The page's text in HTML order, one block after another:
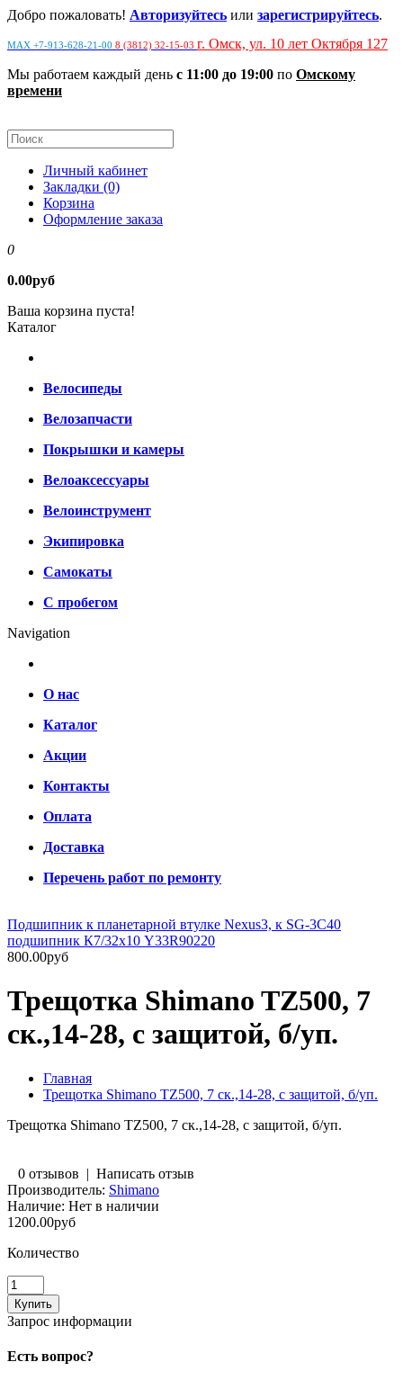
Добро пожаловать! Авторизуйтесь или зарегистрируйтесь.
MAX +7-913-628-21-00 8 (3812) 32-15-03 г. Омск, ул. 10 лет Октября 127
Мы работаем каждый день с 11:00 до 19:00 по Омскому
времени
Личный кабинет
Закладки (0)
Корзина
Оформление заказа
0
0.00руб
Ваша корзина пуста!
Каталог
Велосипеды
Велозапчасти
Покрышки и камеры
Велоаксессуары
Велоинструмент
Экипировка
Самокаты
С пробегом
Navigation
О нас
Каталог
Акции
Контакты
Оплата
Доставка
Перечень работ по ремонту
Подшипник к планетарной втулке Nexus3, к SG-3C40
подшипник К7/32х10 Y33R90220
800.00руб
Трещотка Shimano TZ500, 7
ск.,14-28, с защитой, б/уп.
Главная
Трещотка Shimano TZ500, 7 ск.,14-28, с защитой, б/уп.
Трещотка Shimano TZ500, 7 ск.,14-28, с защитой, б/уп.
0 отзывов | Написать отзыв
Производитель: Shimano
Наличие: Нет в наличии
1200.00руб
Количество
Запрос информации
Есть вопрос?